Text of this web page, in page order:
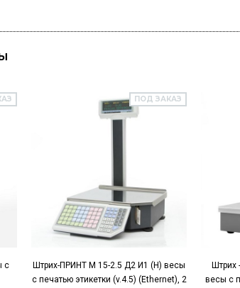
с
ПОД ЗАКАЗ
Штрих-ПРИНТ М 15-2.5 Д2 И1 (H) весы
с печатью этикетки (v.4.5) (Ethernet), 2
Штрих
весы с